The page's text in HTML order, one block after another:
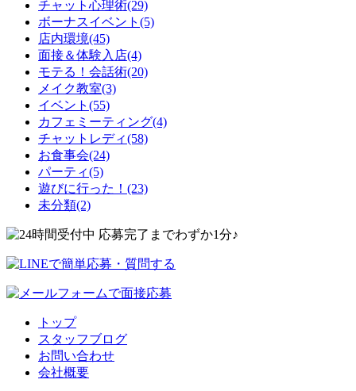
チャット心理術(29)
ボーナスイベント(5)
店内環境(45)
面接＆体験入店(4)
モテる！会話術(20)
メイク教室(3)
イベント(55)
カフェミーティング(4)
チャットレディ(58)
お食事会(24)
パーティ(5)
遊びに行った！(23)
未分類(2)
トップ
スタッフブログ
お問い合わせ
会社概要